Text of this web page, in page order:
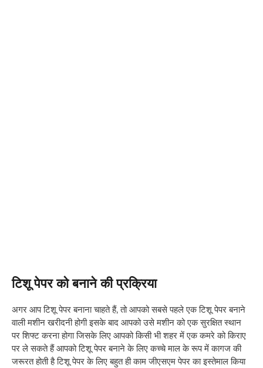
टिशू पेपर को बनाने की प्रक्रिया
अगर आप टिशू पेपर बनाना चाहते हैं, तो आपको सबसे पहले एक टिशू पेपर बनाने
वाली मशीन खरीदनी होगी इसके बाद आपको उसे मशीन को एक सुरक्षित स्थान
पर शिफ्ट करना होगा जिसके लिए आपको किसी भी शहर में एक कमरे को किराए
पर ले सकते हैं आपको टिशू पेपर बनाने के लिए कच्चे माल के रूप में कागज की
जरूरत होती है टिशू पेपर के लिए बहुत ही काम जीएसएम पेपर का इस्तेमाल किया